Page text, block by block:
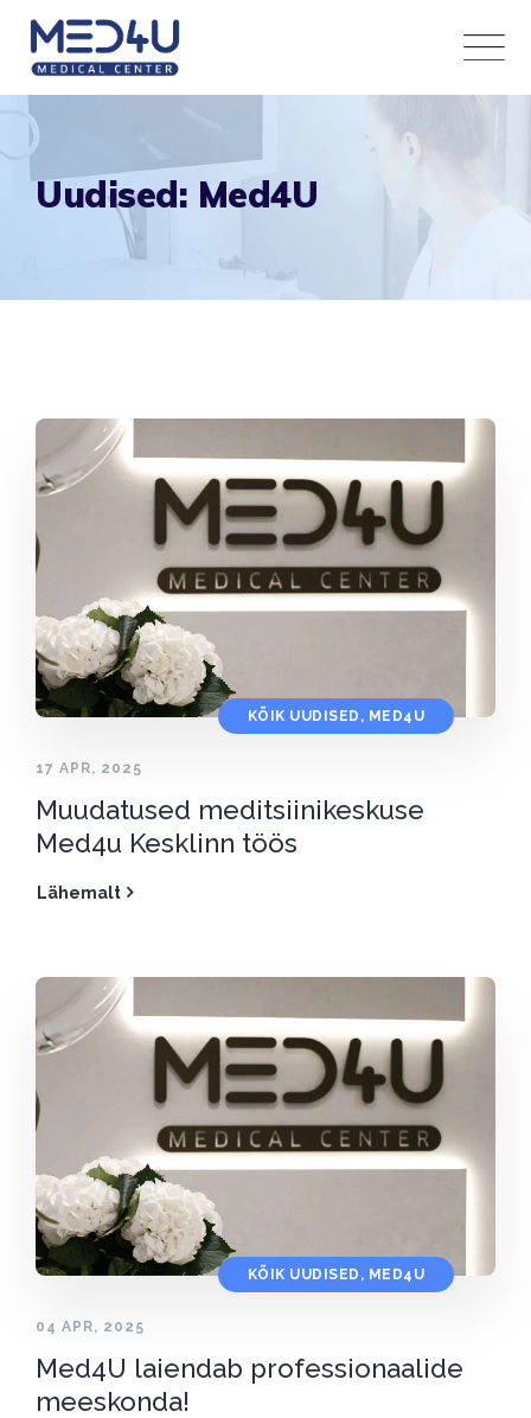
content
Uudised: Med4U
KÕIK UUDISED , MED4U
17 APR, 2025
Muudatused meditsiinikeskuse
Med4u Kesklinn töös
Lähemalt
KÕIK UUDISED , MED4U
04 APR, 2025
Med4U laiendab professionaalide
meeskonda!